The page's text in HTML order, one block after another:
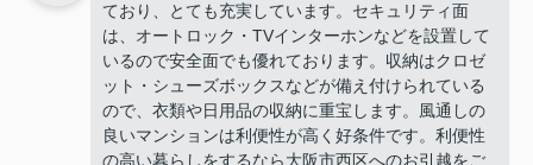
ており、とても充実しています。セキュリティ面
は、オートロック・TVインターホンなどを設置して
いるので安全面でも優れております。収納はクロゼ
ット・シューズボックスなどが備え付けられている
ので、衣類や日用品の収納に重宝します。風通しの
良いマンションは利便性が高く好条件です。利便性
の高い暮らしをするなら大阪市西区へのお引越をご